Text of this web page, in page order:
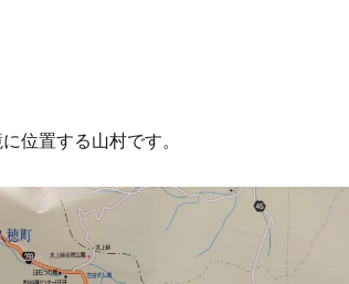
位置する山村です。